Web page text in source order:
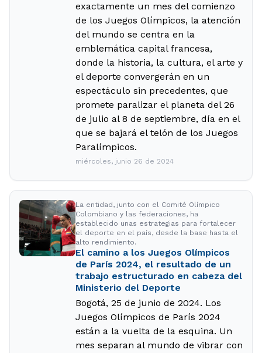
exactamente un mes del comienzo
de los Juegos Olímpicos, la atención
del mundo se centra en la
emblemática capital francesa,
donde la historia, la cultura, el arte y
el deporte convergerán en un
espectáculo sin precedentes, que
promete paralizar el planeta del 26
de julio al 8 de septiembre, día en el
que se bajará el telón de los Juegos
Paralímpicos.
miércoles, junio 26 de 2024
La entidad, junto con el Comité Olímpico
Colombiano y las federaciones, ha
establecido unas estrategias para fortalecer
el deporte en el país, desde la base hasta el
alto rendimiento.
El camino a los Juegos Olímpicos
de París 2024, el resultado de un
trabajo estructurado en cabeza del
Ministerio del Deporte
Bogotá, 25 de junio de 2024. Los
Juegos Olímpicos de París 2024
están a la vuelta de la esquina. Un
mes separan al mundo de vibrar con